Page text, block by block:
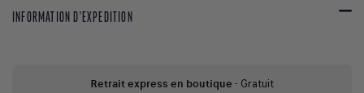
INFORMATION D'EXPEDITION
Retrait express en boutique - Gratuit